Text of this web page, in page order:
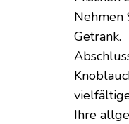
Nehmen
Getränk.
Ihre